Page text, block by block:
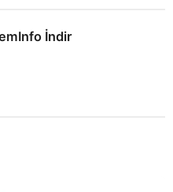
İndir